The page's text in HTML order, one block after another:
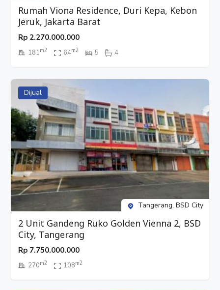
Rumah Viona Residence, Duri Kepa, Kebon
Jeruk, Jakarta Barat
Rp 2.270.000.000
181m2 64m2 5 4
Dijual
Tangerang, BSD City
2 Unit Gandeng Ruko Golden Vienna 2, BSD
City, Tangerang
Rp 7.750.000.000
270m2 108m2